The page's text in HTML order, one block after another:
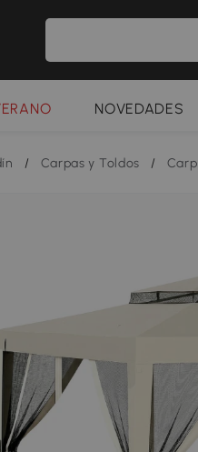
NOVEDADES
/ Carpas y Toldos /